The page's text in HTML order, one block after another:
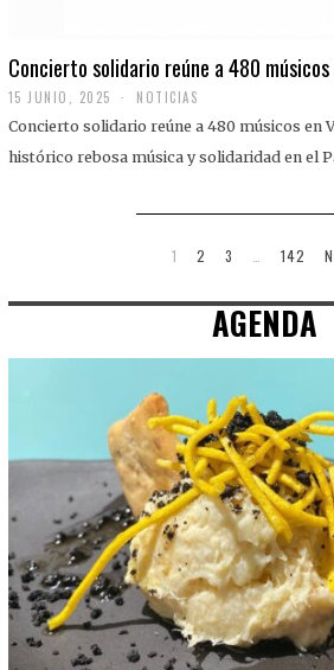
Concierto solidario reúne a 480 músicos
15 JUNIO, 2025 NOTICIAS
Concierto solidario reúne a 480 músicos en
histórico rebosa música y solidaridad en el
1 2 3 142
AGENDA